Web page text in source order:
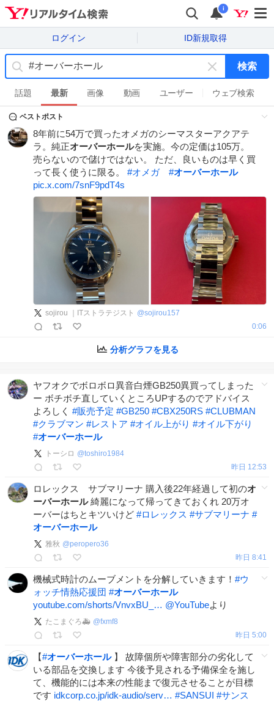
i
ログイン ID新規取得
キ
ー
ワ
ド
を
消
す
検索
話題 最新 画像 動画 ユーザー ウェブ検索
ベストポスト
8年前に54万で買ったオメガのシーマスターアクアテ
ラ。純正オーバーホールを実施。今の定価は105万。
売らないので儲けではない。 ただ、良いものは早く買
って長く使うに限る。 #オメガ #オーバーホール
pic.x.com/7snF9pdT4s
sojirou ｜ITストラテジスト @sojirou157
0:06
分析グラフを見る
ヤフオクでボロボロ異音白煙GB250異買ってしまった
ー ボチボチ直していくところUPするのでアドバイス
よろしく #販売予定 #GB250 #CBX250RS #CLUBMAN
#クラブマン #レストア #オイル上がり #オイル下がり
#オーバーホール
トーシロ @toshiro1984
昨日 12:53
ロレックス サブマリーナ 購入後22年経過して初のオ
ーバーホール綺麗になって帰ってきておくれ 20万オ
ーバーはちとキツいけど #ロレックス #サブマリーナ #
オーバーホール
雅秋 @peropero36
昨日 8:41
機械式時計のムーブメントを分解していきます！ #ウ
ォッチ情熱応援団 #オーバーホール
youtube.com/shorts/VnvxBU_… @YouTubeより
たこまぐろ🚑 @fxmf8
昨日 5:00
【#オーバーホール】 故障個所や障害部分の劣化して
いる部品を交換します 今後予見される予備保全を施し
て、機能的には本来の性能まで復元させることが目標
です idkcorp.co.jp/idk-audio/serv… #SANSUI #サンス